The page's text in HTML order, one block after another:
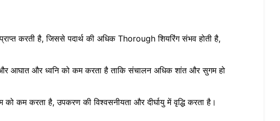
करती है, जिससे पदार्थ की अधिक Thorough शियरिंग संभव होती है,
आघात और ध्वनि को कम करता है ताकि संचालन अधिक शांत और सुगम हो
कम करता है, उपकरण की विश्वसनीयता और दीर्घायु में वृद्धि करता है।